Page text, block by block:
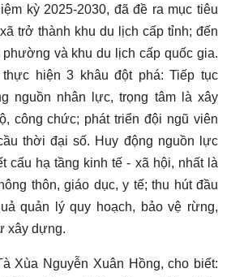
kỳ 2025-2030, đã đề ra mục tiêu
trở thành khu du lịch cấp tỉnh; đến
và khu du lịch cấp quốc gia.
hiện 3 khâu đột phá: Tiếp tục
nguồn nhân lực, trọng tâm là xây
công chức; phát triển đội ngũ viên
thời đại số. Huy động nguồn lực
cấu hạ tầng kinh tế - xã hội, nhất là
thôn, giáo dục, y tế; thu hút đầu
quản lý quy hoạch, bảo vệ rừng,
xây dựng.
Xùa Nguyễn Xuân Hồng, cho biết: